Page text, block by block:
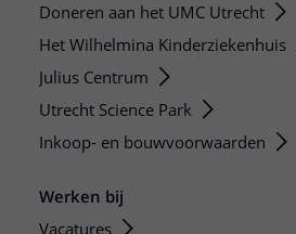
Doneren aan het UMC Utrecht
Het Wilhelmina Kinderziekenhuis
Julius Centrum
Utrecht Science Park
Inkoop- en bouwvoorwaarden
Werken bij
Vacatures